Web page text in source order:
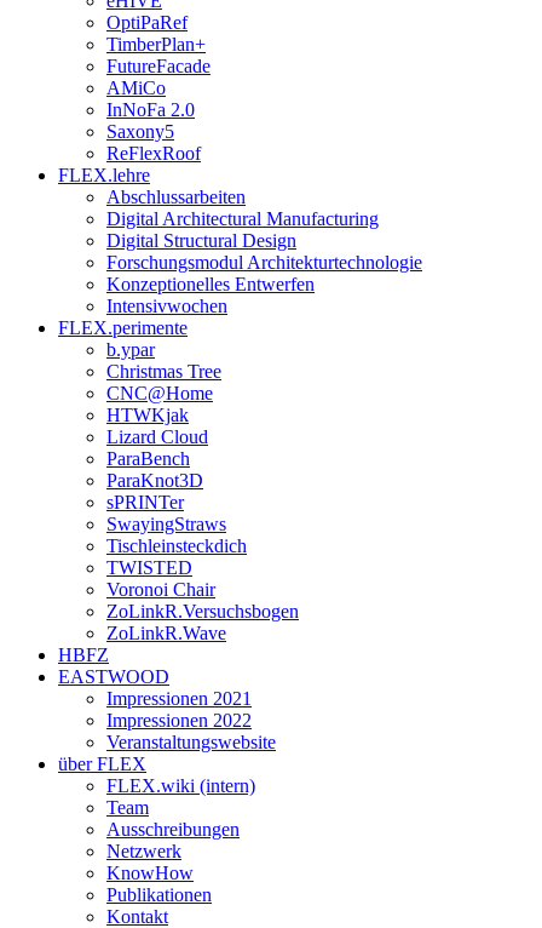
OptiPaRef
TimberPlan+
FutureFacade
AMiCo
InNoFa 2.0
Saxony5
ReFlexRoof
FLEX.lehre
Abschlussarbeiten
Digital Architectural Manufacturing
Digital Structural Design
Forschungsmodul Architekturtechnologie
Konzeptionelles Entwerfen
Intensivwochen
FLEX.perimente
b.ypar
Christmas Tree
CNC@Home
HTWKjak
Lizard Cloud
ParaBench
ParaKnot3D
sPRINTer
SwayingStraws
Tischleinsteckdich
TWISTED
Voronoi Chair
ZoLinkR.Versuchsbogen
ZoLinkR.Wave
HBFZ
EASTWOOD
Impressionen 2021
Impressionen 2022
Veranstaltungswebsite
über FLEX
FLEX.wiki (intern)
Team
Ausschreibungen
Netzwerk
KnowHow
Publikationen
Kontakt